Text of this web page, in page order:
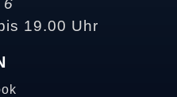
6
19.00 Uhr